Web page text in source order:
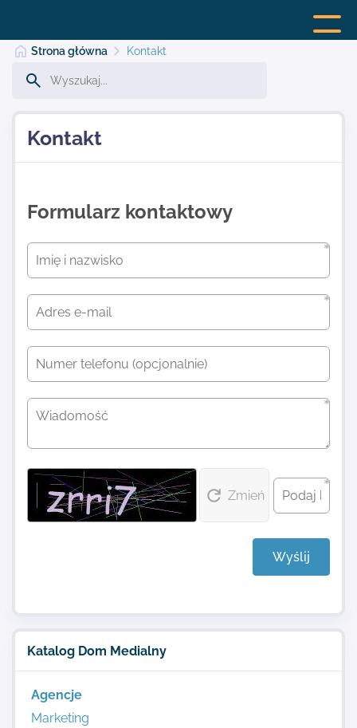
Strona główna Kontakt
Kontakt
Formularz kontaktowy
Zmień
Wyślij
Katalog Dom Medialny
Agencje
Marketing